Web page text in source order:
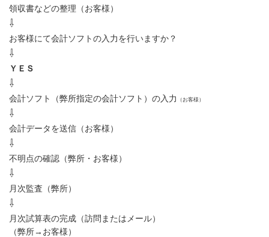
領収書などの整理（お客様）
⇩
お客様にて会計ソフトの入力を行いますか？
⇩
ＹＥＳ
⇩
会計ソフト（弊所指定の会計ソフト）の入力 （お客様）
⇩
会計データを送信（お客様）
⇩
不明点の確認（弊所・お客様）
⇩
月次監査（弊所）
⇩
月次試算表の完成（訪問またはメール）
（弊所→お客様）